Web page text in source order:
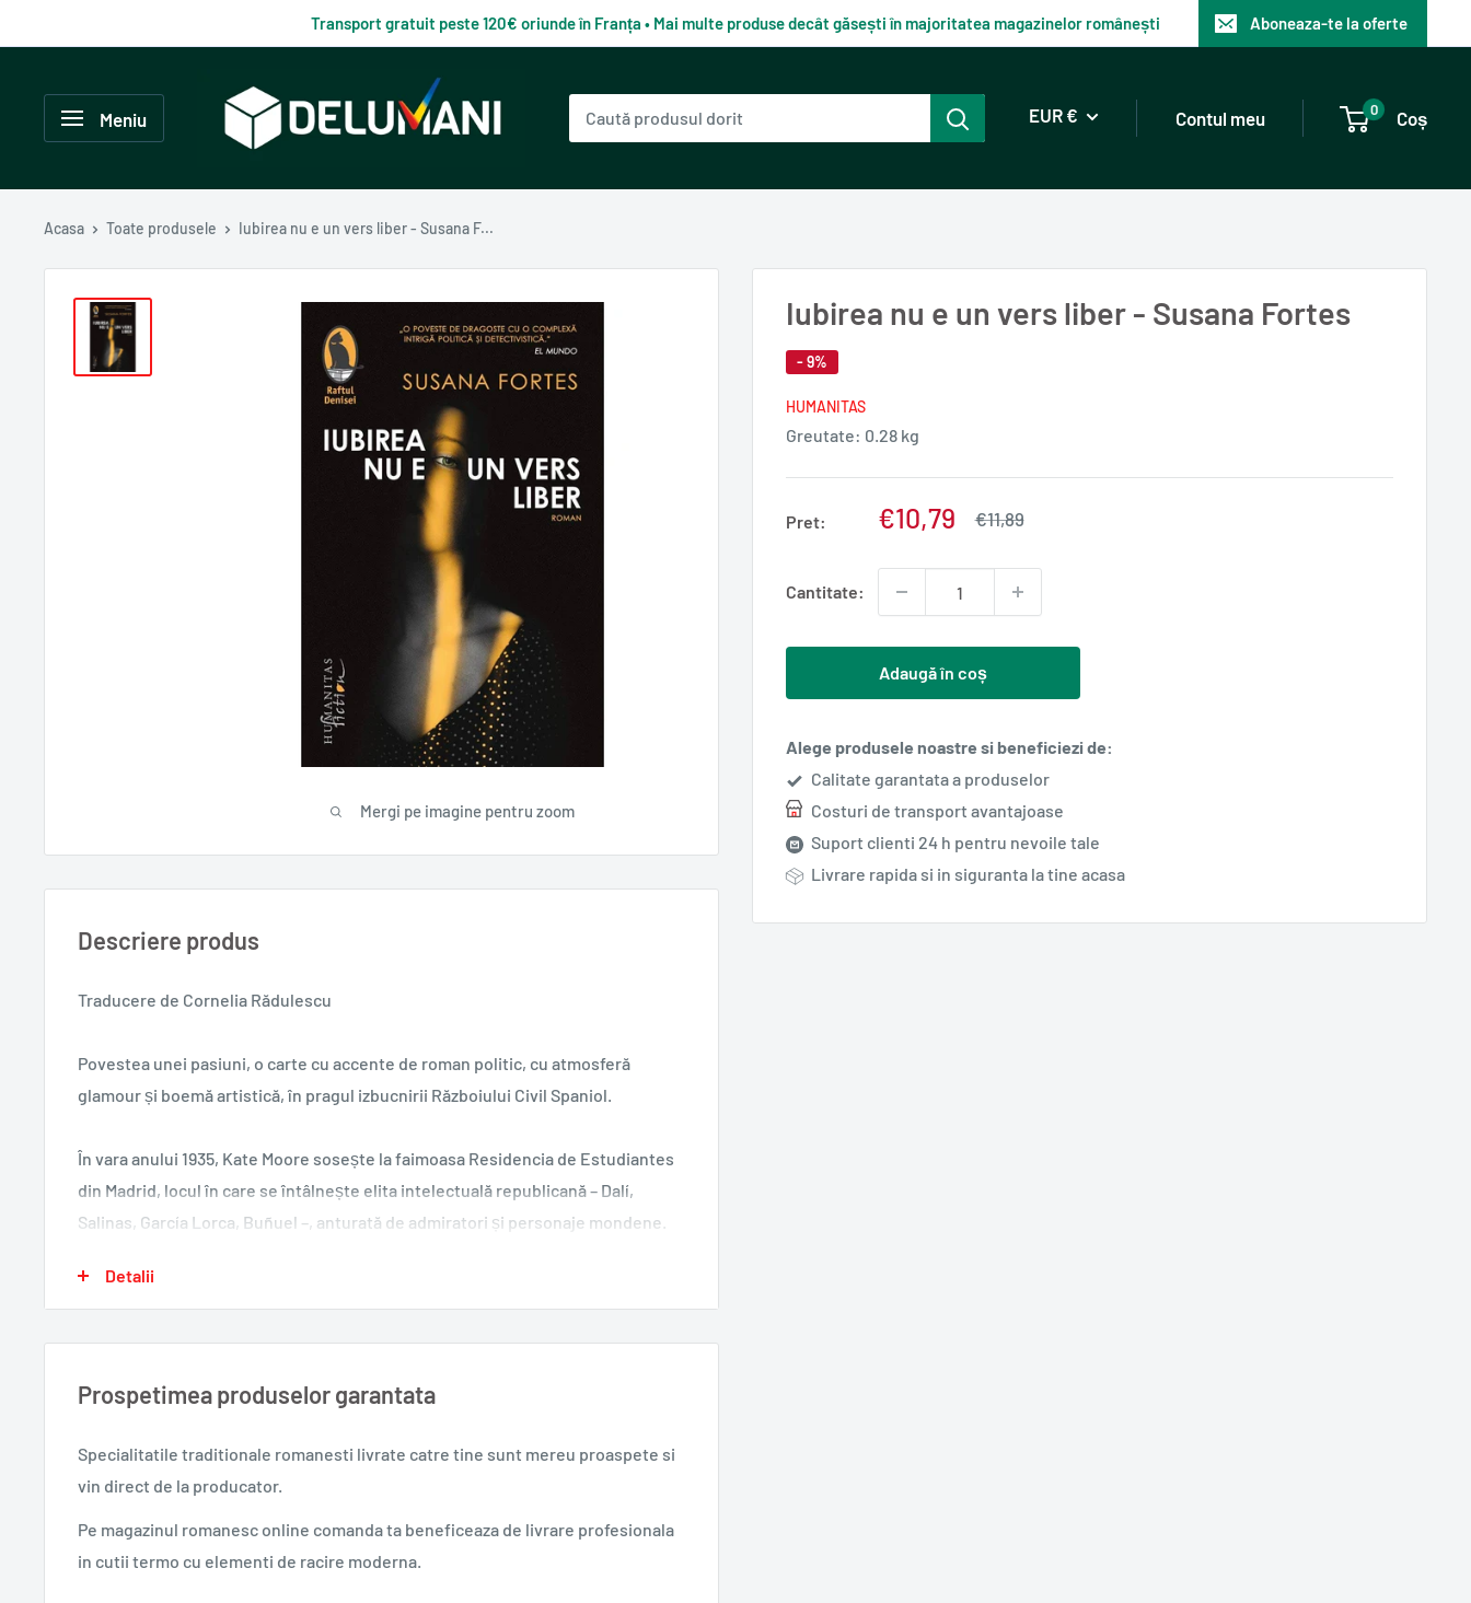
te
continut
Transport gratuit peste 120€ oriunde în Franța • Mai multe produse decât găsești în majoritatea magazinelor românești Aboneaza-te la oferte
Meniu
Delumani
Magazin
EUR € Contul meu 0 Coș
Acasa Toate produsele Iubirea nu e un vers liber - Susana F...
Mergi pe imagine pentru zoom
Iubirea nu e un vers liber - Susana Fortes
- 9%
HUMANITAS
Greutate: 0.28 kg
Pret:
Pret
€10,79
Pret
€11,89
Cantitate:
Adaugă în coș
Alege produsele noastre si beneficiezi de:
Calitate garantata a produselor
Costuri de transport avantajoase
Suport clienti 24 h pentru nevoile tale
Livrare rapida si in siguranta la tine acasa
Descriere produs
Traducere de Cornelia Rădulescu
Povestea unei pasiuni, o carte cu accente de roman politic, cu atmosferă
glamour și boemă artistică, în pragul izbucnirii Războiului Civil Spaniol.
În vara anului 1935, Kate Moore sosește la faimoasa Residencia de Estudiantes
din Madrid, locul în care se întâlnește elita intelectuală republicană – Dalí,
Salinas, García Lorca, Buñuel –, anturată de admiratori și personaje mondene.
cunoaște aici o lume de revoluționari și visători, de artiști și întreprinzători, de
Ugarte, iar atracția va fi reciprocă. Într-un oraș în care totul se află, cei doi își
trăiesc iubirea clandestină cu îndrăzneală și nonșalanță. Până când, într-un
canal de irigații, apare cadavrul unui student, iar moartea acestuia începe să o
obsedeze pe Kate. Întunecată de crimă, intrigi de stat și de alcov, sub ochiul
atent al poliției politice, povestea lor de dragoste îi poate costa viața, iar pentru
Titlu: Iubirea nu e un vers liber
Detalii
Prospetimea produselor garantata
Specialitatile traditionale romanesti livrate catre tine sunt mereu proaspete si
vin direct de la producator.
Pe magazinul romanesc online comanda ta beneficeaza de livrare profesionala
in cutii termo cu elementi de racire moderna.